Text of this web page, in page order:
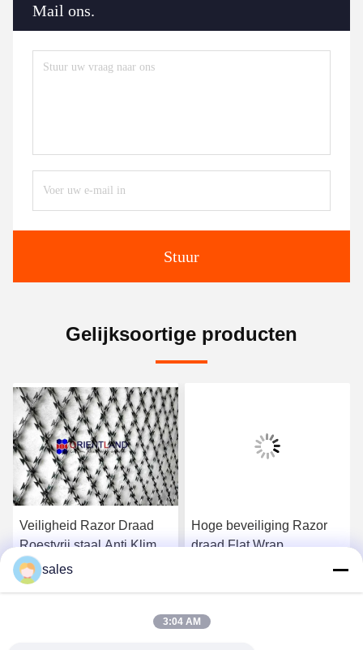
Mail ons.
Stuur
Gelijksoortige producten
Veiligheid Razor Draad
Roestvrij staal Anti Klim
Barrier Razor Ribbon
Concertina Coil Draad
Hoge beveiliging Razor
draad Flat Wrap
sales
3:04 AM